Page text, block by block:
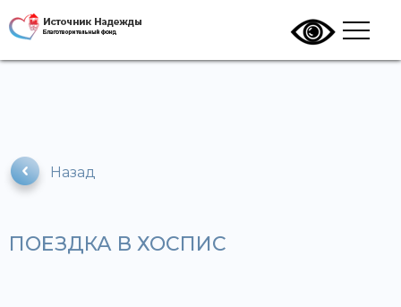
Назад
ПОЕЗДКА В ХОСПИС